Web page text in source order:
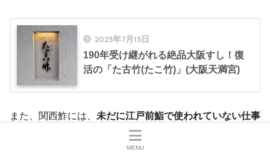
2023年7月13日
190年受け継がれる絶品大阪すし！復
活の「た古竹(たこ竹)」(大阪天満宮)
また、関西鮓には、 未だに江戸前鮨で使われていない仕事
ので、江戸前鮨を食べる/作る上で役に立ちます。
MENU